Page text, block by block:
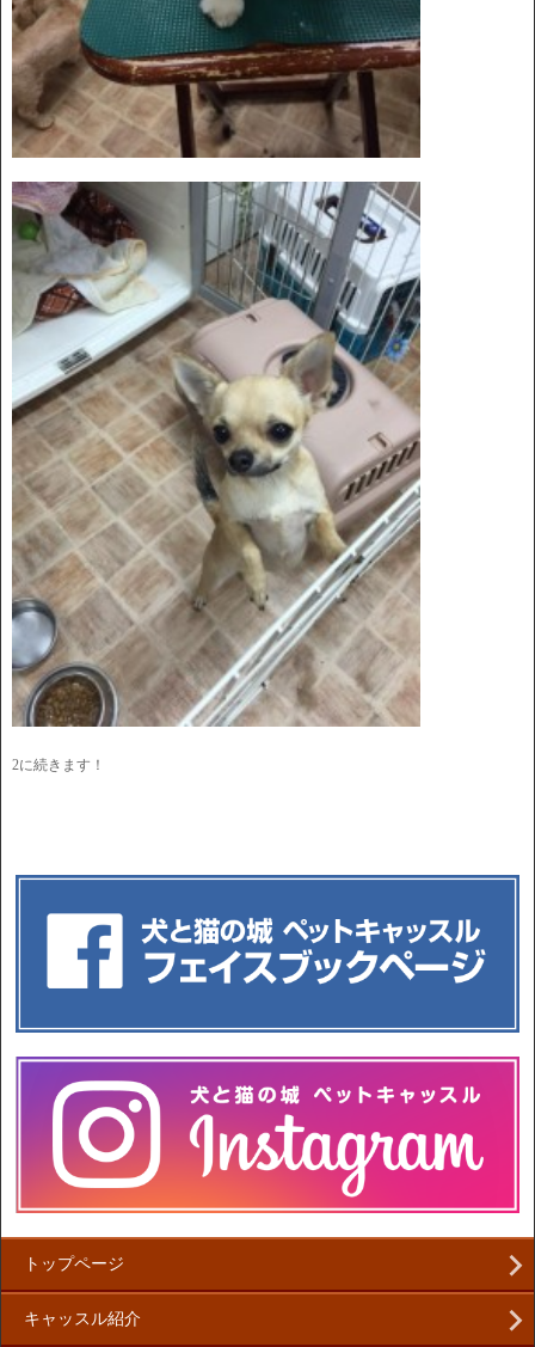
2に続きます！
トップページ
キャッスル紹介